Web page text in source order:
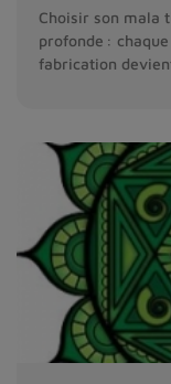
Choisir son mala
profonde :
fabrication